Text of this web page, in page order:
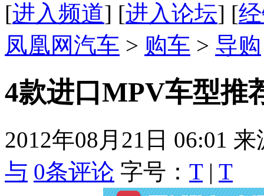
[进入频道] [进入论坛] [
凤凰网汽车 > 购车 > 导购
4款进口MPV车型推
2012年08月21日 06:01 来
与 0条评论 字号： T| T